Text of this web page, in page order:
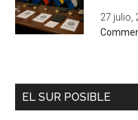
27 julio,
EL SUR POSIBLE